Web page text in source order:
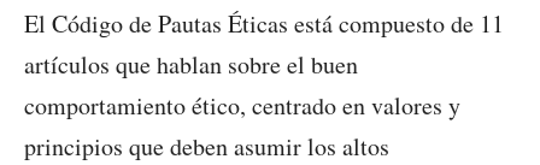
El Código de Pautas Éticas está compuesto de 11
artículos que hablan sobre el buen
comportamiento ético, centrado en valores y
principios que deben asumir los altos